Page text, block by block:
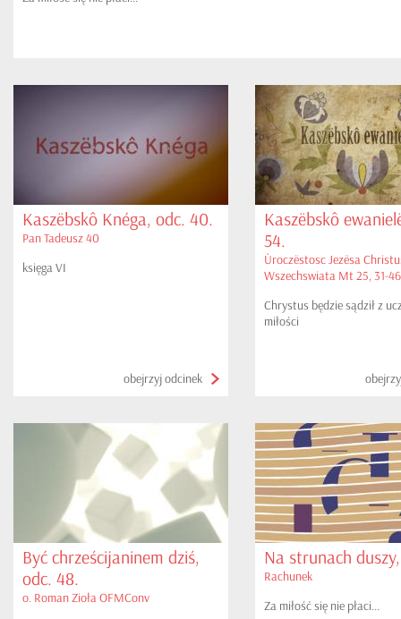
Kaszëbskô Knéga, odc. 40.
Pan Tadeusz 40
księga VI
obejrzyj odcinek
Kaszëbskô
54.
Ùroczëstosc Jezësa
Wszechswiata Mt 25, 31-46
Chrystus będzie sądził z
miłości
Być chrześcijaninem dziś,
odc. 48.
o. Roman Zioła OFMConv
Na strunach
Rachunek
Za miłość się nie płaci...